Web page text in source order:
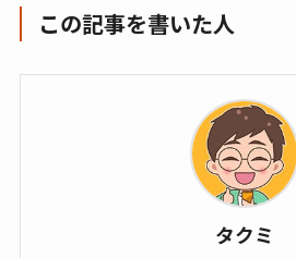
この記事を書いた人
タクミ